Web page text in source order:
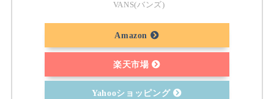
VANS(バンズ)
Amazon
楽天市場
Yahooショッピング